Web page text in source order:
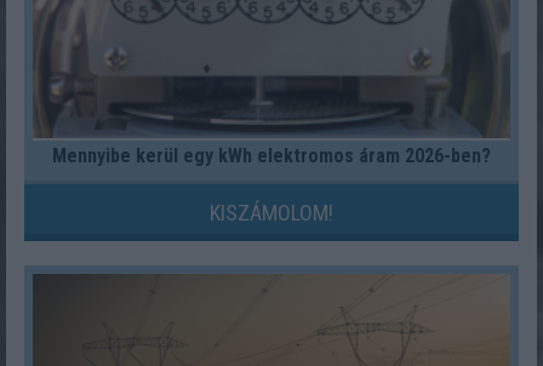
Mennyibe kerül egy kWh elektromos áram 2026-ben?
KISZÁMOLOM!